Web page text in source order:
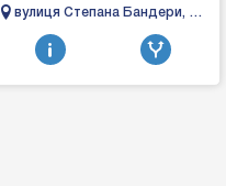
автомобілів, щоб
вибагливих клієнтів. ...
вулиця Степана Бандери, 62,
Івано-Франківськ, Івано-
Франківська область